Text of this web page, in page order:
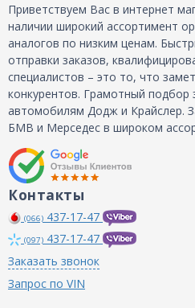
Приветствуем Вас в интернет
наличии широкий ассортимент
аналогов по низким ценам.
отправки заказов,
специалистов – это то, что
конкурентов. Грамотный подбор
автомобилям Додж и Крайслер.
БМВ и Мерседес в широком
Контакты
(066) 437-17-47
(097) 437-17-47
Заказать звонок
Запрос по VIN